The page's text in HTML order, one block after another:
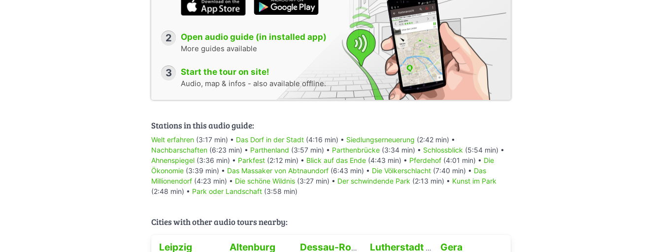
2 Open audio guide (in installed app)
More guides available
3 Start the tour on site!
Audio, map & infos - also available offline.
Stations in this audio guide:
Welt erfahren (3:17 min) • Das Dorf in der Stadt (4:16 min) • Siedlungserneuerung (2:42 min) •
Nachbarschaften (6:23 min) • Parthenland (3:57 min) • Parthenbrücke (3:34 min) • Schlossblick (5:54 min) •
Ahnenspiegel (3:36 min) • Parkfest (2:12 min) • Blick auf das Ende (4:43 min) • Pferdehof (4:01 min) • Die
Ökonomie (3:39 min) • Das Massaker von Abtnaundorf (6:43 min) • Die Völkerschlacht (7:40 min) • Das
Millionendorf (4:23 min) • Die schöne Wildnis (3:27 min) • Der schwindende Park (2:13 min) • Kunst im Park
(2:48 min) • Park oder Landschaft (3:58 min)
Cities with other audio tours nearby:
Leipzig Altenburg Dessau-Roßlau Lutherstadt Wittenberg Gera